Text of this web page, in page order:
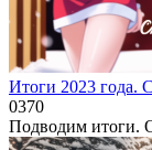
Итоги 2023 года.
0370
Подводим итоги.